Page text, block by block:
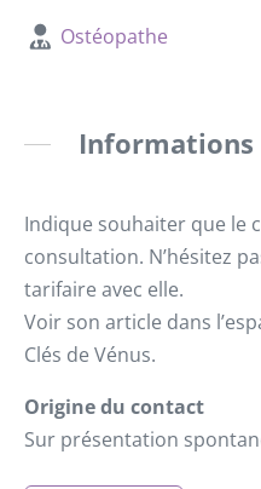
Ostéopathe
Indique souhaiter que le
consultation. N’hésitez
tarifaire avec elle.
Voir son article dans
Clés de Vénus.
Origine du contact
Sur présentation